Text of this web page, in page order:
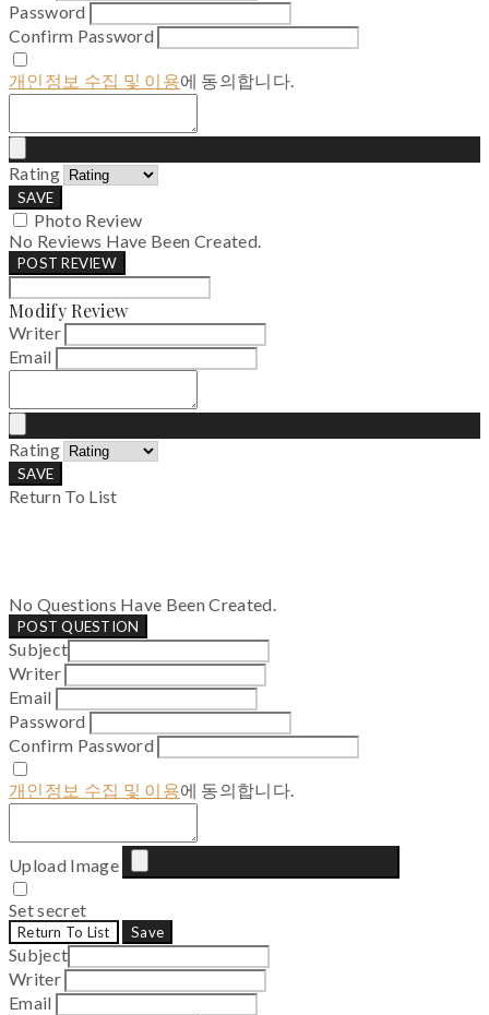
Password
Confirm Password
개인정보 수집 및 이용에 동의합니다.
Rating
SAVE
Photo Review
No Reviews Have Been Created.
POST REVIEW
Modify Review
Writer
Email
Rating
SAVE
Return To List
No Questions Have Been Created.
POST QUESTION
Subject
Writer
Email
Password
Confirm Password
개인정보 수집 및 이용에 동의합니다.
Upload Image
Set secret
Return To List Save
Subject
Writer
Email